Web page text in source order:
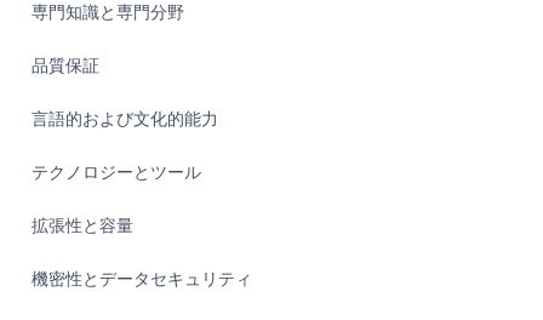
専門知識と専門分野
品質保証
言語的および文化的能力
テクノロジーとツール
拡張性と容量
機密性とデータセキュリティ